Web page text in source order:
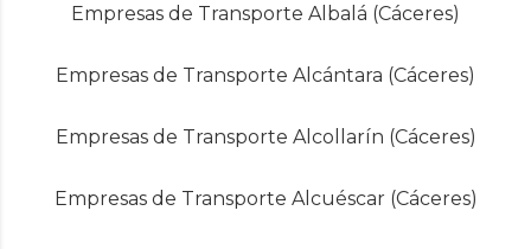
Empresas de Transporte Albalá (Cáceres)
Empresas de Transporte Alcántara (Cáceres)
Empresas de Transporte Alcollarín (Cáceres)
Empresas de Transporte Alcuéscar (Cáceres)